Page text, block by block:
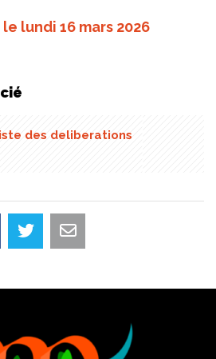
lundi 16 mars 2026
des deliberations